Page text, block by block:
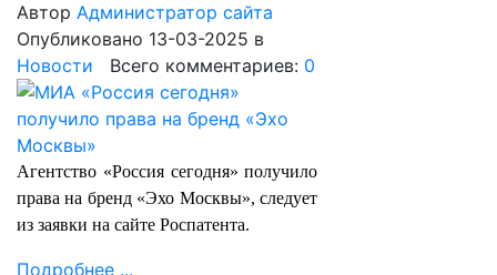
Автор Администратор сайта
Опубликовано 13-03-2025 в
Новости Всего комментариев: 0
Агентство «Россия сегодня» получило
права на бренд «Эхо Москвы», следует
из заявки на сайте Роспатента.
Подробнее ...